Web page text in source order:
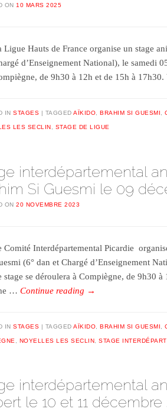
ON 10 MARS 2025
Ligue Hauts de France organise un stage
d’Enseignement National), le samedi
de 9h30 à 12h et de 15h à
IN STAGES TAGGED AÏKIDO BRAHIM SI GUESMI
LES SECLIN STAGE DE LIGUE
interdépartemental
Si Guesmi le 09
ON 20 NOVEMBRE 2023
Comité Interdépartemental Picardie
(6° dan et Chargé d’Enseignement
stage se déroulera à Compiègne, de 9h30
… Continue reading →
IN STAGES TAGGED AÏKIDO BRAHIM SI GUESMI
NOYELLES LES SECLIN STAGE
interdépartemental
le 10 et 11 décembre